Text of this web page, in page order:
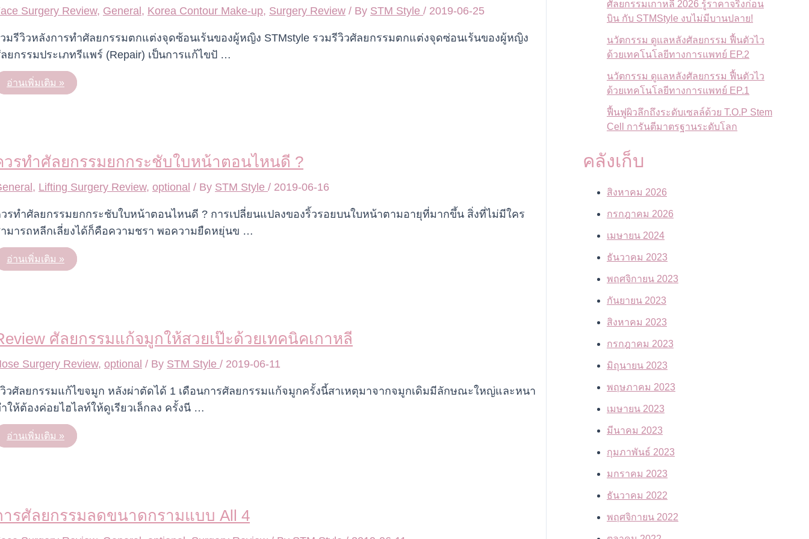
Surgery Review, General, Korea Contour Make-up, Surgery Review / By STM Style / 2019-06-25
มรีวิวหลังการทำศัลยกรรมตกแต่งจุดซ้อนเร้นของผู้หญิง STMstyle รวมรีวิวศัลยกรรมตกแต่งจุดซ่อนเร้นของผู้หญิง
ยกรรมประเภทรีแพร์ (Repair) เป็นการแก้ไขปั …
Review
ศัลยกรรม
ตกแต่ง
หญิง!
อ่านเพิ่มเติม »
วรทำศัลยกรรมยกกระชับใบหน้าตอนไหนดี ?
, Lifting Surgery Review, optional / By STM Style / 2019-06-16
รทำศัลยกรรมยกกระชับใบหน้าตอนไหนดี ? การเปลี่ยนแปลงของริ้วรอยบนใบหน้าตามอายุที่มากขึ้น สิ่งที่ไม่มีใคร
มารถหลีกเลี่ยงได้ก็คือความชรา พอความยืดหยุ่นข …
ควร
ทำ
ศัลยกรรม
?
อ่านเพิ่มเติม »
ศัลยกรรมแก้จมูกให้สวยเป๊ะด้วยเทคนิคเกาหลี
Surgery Review, optional / By STM Style / 2019-06-11
วศัลยกรรมแก้ไขจมูก หลังผ่าตัดได้ 1 เดือนการศัลยกรรมแก้จมูกครั้งนี้สาเหตุมาจากจมูกเดิมมีลักษณะใหญ่และหนา
ให้ต้องค่อยไฮไลท์ให้ดูเรียวเล็กลง ครั้งนี …
Review
ศัลยกรรม
แก้
เทคนิค
เกาหลี
อ่านเพิ่มเติม »
ารศัลยกรรมลดขนาดกรามแบบ All 4
ศัลยกรรมเกาหลี 2026 รู้ราคาจริงก่อน
บิน กับ STMStyle งบไม่มีบานปลาย!
นวัตกรรม ดูแลหลังศัลยกรรม ฟื้นตัวไว
ด้วยเทคโนโลยีทางการแพทย์ EP.2
นวัตกรรม ดูแลหลังศัลยกรรม ฟื้นตัวไว
ด้วยเทคโนโลยีทางการแพทย์ EP.1
ฟื้นฟูผิวลึกถึงระดับเซลล์ด้วย T.O.P Stem
Cell การันตีมาตรฐานระดับโลก
คลังเก็บ
สิงหาคม 2026
กรกฎาคม 2026
เมษายน 2024
ธันวาคม 2023
พฤศจิกายน 2023
กันยายน 2023
สิงหาคม 2023
กรกฎาคม 2023
มิถุนายน 2023
พฤษภาคม 2023
เมษายน 2023
มีนาคม 2023
กุมภาพันธ์ 2023
มกราคม 2023
ธันวาคม 2022
พฤศจิกายน 2022